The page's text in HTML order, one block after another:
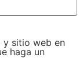
y sitio web en
haga un